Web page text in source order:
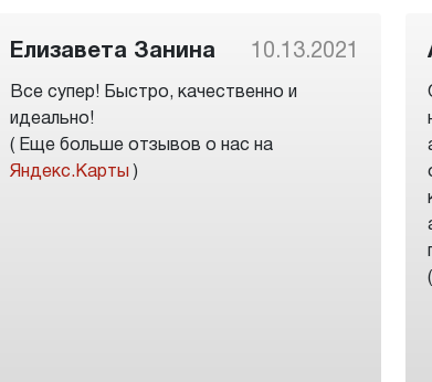
Елизавета Занина 10.13.2021
Все супер! Быстро, качественно и
идеально!
( Еще больше отзывов о нас на
Яндекс.Карты
)